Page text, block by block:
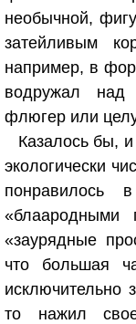
необычной,
затейливым
например, в
водружал над
флюгер или
Казалось бы,
экологически
«блаародными
«заурядные
что большая
исключительно
то нажил